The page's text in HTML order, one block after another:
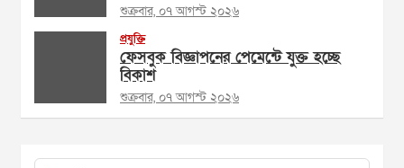
শুক্রবার, ০৭ আগস্ট ২০২৬
প্রযুক্তি
ফেসবুক বিজ্ঞাপনের পেমেন্টে যুক্ত হচ্ছে
বিকাশ
শুক্রবার, ০৭ আগস্ট ২০২৬